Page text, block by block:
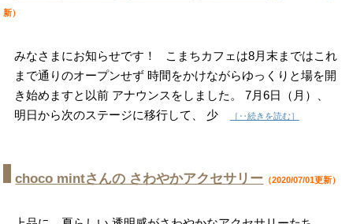
新）
みなさまにお知らせです！ こまちカフェは8月末まではこれ
まで通りのオープンせず 時間をかけながらゆっくりと場を開
き始めますと以前 アナウンスをしました。 7月6日（月）、
明日から次のステージに移行して、 少
［‥続きを読む］
choco mintさんの さわやかアクセサリー （2020/07/01更新）